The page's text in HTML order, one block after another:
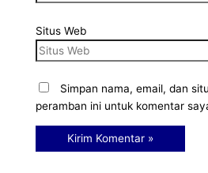
Situs Web
Simpan nama, email, dan
peramban ini untuk komentar